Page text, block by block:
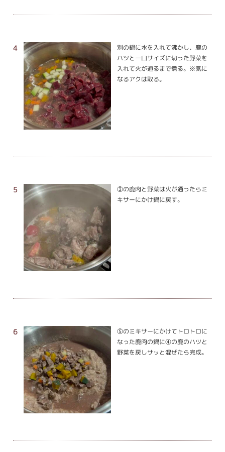
別の鍋に水を入れて沸かし、鹿の
ハツと一口サイズに切った野菜を
入れて火が通るまで煮る。※気に
なるアクは取る。
③の鹿肉と野菜は火が通ったらミ
キサーにかけ鍋に戻す。
⑤のミキサーにかけてトロトロに
なった鹿肉の鍋に④の鹿のハツと
野菜を戻しサッと混ぜたら完成。